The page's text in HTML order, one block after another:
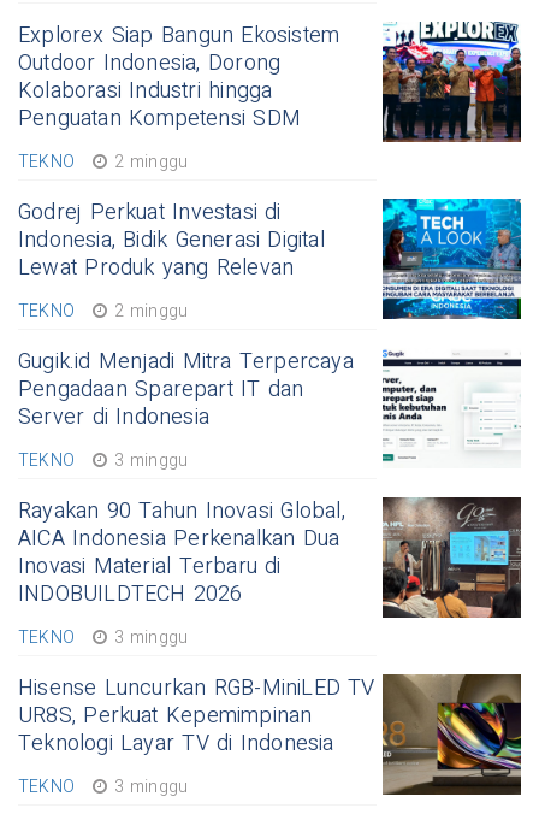
Explorex Siap Bangun Ekosistem
Outdoor Indonesia, Dorong
Kolaborasi Industri hingga
Penguatan Kompetensi SDM
TEKNO 2 minggu
Godrej Perkuat Investasi di
Indonesia, Bidik Generasi Digital
Lewat Produk yang Relevan
TEKNO 2 minggu
Gugik.id Menjadi Mitra Terpercaya
Pengadaan Sparepart IT dan
Server di Indonesia
TEKNO 3 minggu
Rayakan 90 Tahun Inovasi Global,
AICA Indonesia Perkenalkan Dua
Inovasi Material Terbaru di
INDOBUILDTECH 2026
TEKNO 3 minggu
Hisense Luncurkan RGB-MiniLED TV
UR8S, Perkuat Kepemimpinan
Teknologi Layar TV di Indonesia
TEKNO 3 minggu